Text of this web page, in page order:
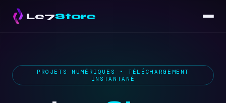
Le7Store
PROJETS NUMÉRIQUES • TÉLÉCHARGEMENT
INSTANTANÉ